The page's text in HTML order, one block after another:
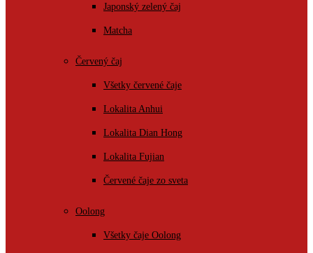
Japonský zelený čaj
Matcha
Červený čaj
Všetky červené čaje
Lokalita Anhui
Lokalita Dian Hong
Lokalita Fujian
Červené čaje zo sveta
Oolong
Všetky čaje Oolong